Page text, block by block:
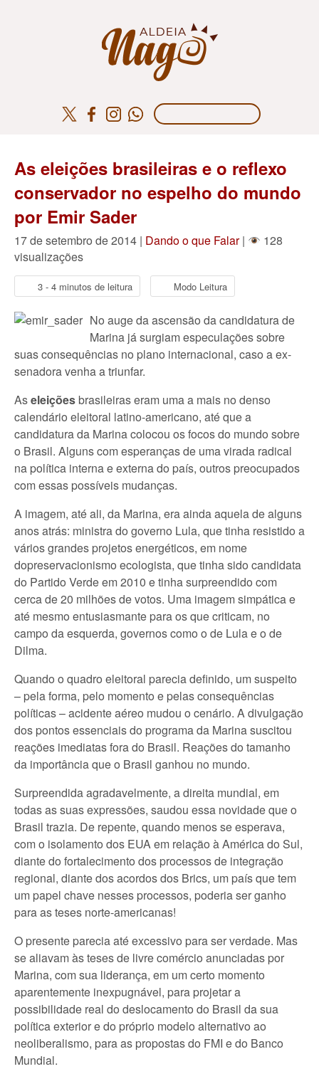
As eleições brasileiras e o reflexo
conservador no espelho do mundo
por Emir Sader
17 de setembro de 2014 | Dando o que Falar|
128
visualizações
3 - 4 minutos de leitura Modo Leitura
No auge da ascensão da candidatura de
Marina já surgiam especulações sobre
suas consequências no plano internacional, caso a ex-
senadora venha a triunfar.
Aseleiçõesbrasileiras eram uma a mais no denso
calendário eleitoral latino-americano, até que a
candidatura da Marina colocou os focos do mundo sobre
o Brasil. Alguns com esperanças de uma virada radical
na política interna e externa do país, outros preocupados
com essas possíveis mudanças.
A imagem, até ali, da Marina, era ainda aquela de alguns
anos atrás: ministra do governo Lula, que tinha resistido a
vários grandes projetos energéticos, em nome
dopreservacionismo ecologista, que tinha sido candidata
do Partido Verde em 2010 e tinha surpreendido com
cerca de 20 milhões de votos. Uma imagem simpática e
até mesmo entusiasmante para os que criticam, no
campo da esquerda, governos como o de Lula e o de
Dilma.
Quando o quadro eleitoral parecia definido, um suspeito
– pela forma, pelo momento e pelas consequências
políticas – acidente aéreo mudou o cenário. A divulgação
dos pontos essenciais do programa da Marina suscitou
reações imediatas fora do Brasil. Reações do tamanho
da importância que o Brasil ganhou no mundo.
Surpreendida agradavelmente, a direita mundial, em
todas as suas expressões, saudou essa novidade que o
Brasil trazia. De repente, quando menos se esperava,
com o isolamento dos EUA em relação à América do Sul,
diante do fortalecimento dos processos de integração
regional, diante dos acordos dos Brics, um país que tem
um papel chave nesses processos, poderia ser ganho
para as teses norte-americanas!
O presente parecia até excessivo para ser verdade. Mas
se aliavam às teses de livre comércio anunciadas por
Marina, com sua liderança, em um certo momento
aparentemente inexpugnável, para projetar a
possibilidade real do deslocamento do Brasil da sua
política exterior e do próprio modelo alternativo ao
neoliberalismo, para as propostas do FMI e do Banco
Mundial.